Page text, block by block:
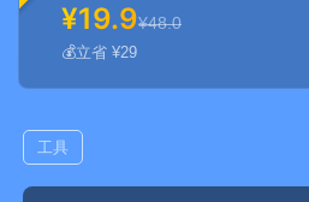
¥19.9¥48.0
立省 ¥29
工具